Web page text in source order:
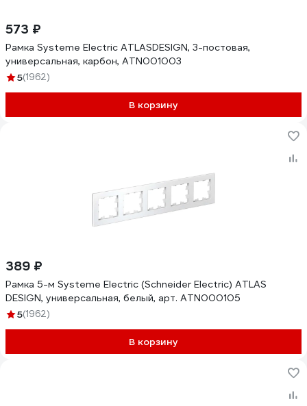
573 ₽
Рамка Systeme Electric ATLASDESIGN, 3-постовая,
универсальная, карбон, ATN001003
5(1962)
В корзину
389 ₽
Рамка 5-м Systeme Electric (Schneider Electric) ATLAS
DESIGN, универсальная, белый, арт. ATN000105
5(1962)
В корзину